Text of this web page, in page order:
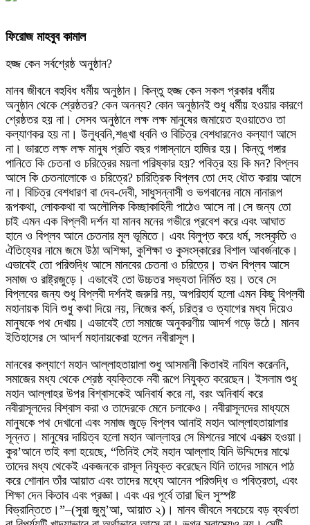
ফিরোজ মাহবুব কামাল
হজ্জ কেন সর্বশ্রেষ্ঠ অনুষ্ঠান?
মানব জীবনে বহুবিধ ধর্মীয় অনুষ্ঠান। কিন্তু হজ্জ কেন সকল প্রকার ধর্মীয়
অনুষ্ঠান থেকে শ্রেষ্ঠতর? কেন অনন্য? কোন অনুষ্ঠানই শুধু ধর্মীয় হওয়ার কারণে
শ্রেষ্ঠতর হয় না। সেসব অনুষ্ঠানে লক্ষ লক্ষ মানুষের জমায়েত হওয়াতেও তা
কল্যাণকর হয় না। উলুধ্বনি,শঙ্খা ধ্বনি ও বিচিত্র বেশধারনেও কল্যাণ আসে
না। ভারতে লক্ষ লক্ষ মানুষ প্রতি বছর গঙ্গাস্নানে হাজির হয়। কিন্তু গঙ্গার
পানিতে কি চেতনা ও চরিত্রের ময়লা পরিষ্কার হয়? পবিত্র হয় কি মন? বিপ্লব
আসে কি চেতনালোকে ও চরিত্রে? চারিত্রিক বিপ্লব তো দেহ ধৌত করায় আসে
না। বিচিত্র বেশধারণ বা দেব-দেবী, সাধুসন্নাসী ও ভগবানের নামে নানারূপ
রূপকথা, লোককথা বা অলৌলিক কিচ্ছাকাহিনী পাঠেও আসে না।সে জন্য তো
চাই এমন এক বিপ্লবী দর্শন যা মানব মনের গভীরে প্রবেশ করে এবং আঘাত
হানে ও বিপ্লব আনে চেতনার মূল ভূমিতে। এবং বিলুপ্ত করে ধর্ম, সংস্কৃতি ও
ঐতিহ্যের নামে জমে উঠা অশিক্ষা, কুশিক্ষা ও কুসংস্কারের বিশাল আবর্জনাকে।
এভাবেই তো পরিশুদ্ধি আসে মানবের চেতনা ও চরিত্রে। তখন বিপ্লব আসে
সমাজ ও রাষ্ট্রজুড়ে। এভাবেই তো উচ্চতর সভ্যতা নির্মিত হয়। তবে সে
বিপ্লবের জন্য শুধু বিপ্লবী দর্শনই জরুরি নয়, অপরিহার্য হলো এমন কিছু বিপ্লবী
মহানায়ক যিনি শুধু কথা দিয়ে নয়, নিজের কর্ম, চরিত্র ও ত্যাগের মধ্য দিয়েও
মানুষকে পথ দেখায়। এভাবেই তো সমাজে অনুকরণীয় আদর্শ গড়ে উঠে। মানব
ইতিহাসের সে আদর্শ মহানায়কেরা হলেন নবীরাসূল।
মানবের কল্যাণে মহান আল্লাহতায়ালা শুধু আসমানী কিতাবই নাযিল করেননি,
সমাজের মধ্য থেকে শ্রেষ্ঠ ব্যক্তিকে নবী রূপে নিযুক্ত করেছেন। ইসলাম শুধু
মহান আল্লাহর উপর বিশ্বাসকেই অনিবার্য করে না, বরং অনিবার্য করে
নবীরাসূলদের বিশ্বাস করা ও তাদেরকে মেনে চলাকেও। নবীরাসূলদের মাধ্যমে
মানুষকে পথ দেখানো এবং সমাজ জুড়ে বিপ্লব আনাই মহান আল্লাহতায়ালার
সূন্নত। মানুষের দায়িত্ব হলো মহান আল্লাহর সে মিশনের সাথে একাত্ম হওয়া।
কুর’আনে তাই বলা হয়েছে, “তিনিই সেই মহান আল্লাহ যিনি উম্মিদের মাঝে
তাদের মধ্য থেকেই একজনকে রাসূল নিযুক্ত করেছেন যিনি তাদের সামনে পাঠ
করে শোনান তাঁর আয়াত এবং তাদের মধ্যে আনেন পরিশুদ্ধি ও পবিত্রতা, এবং
শিক্ষা দেন কিতাব এবং প্রজ্ঞা। এবং এর পূর্বে তারা ছিল সুস্পষ্ট
বিভ্রান্তিতে।”–(সুরা জুমু’আ, আয়াত ২)। মানব জীবনে সবচেয়ে বড় ব্যর্থতা